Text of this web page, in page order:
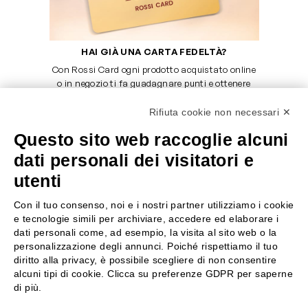
HAI GIÀ UNA CARTA FEDELTÀ?
Con Rossi Card ogni prodotto acquistato online
o in negozio ti fa guadagnare punti e ottenere
SERVE AIUTO?
0522304744
+39 3346440838
servizioclienti@rossiprofumi.it
SEGUICI SU
Rifiuta cookie non necessari ✕
Questo sito web raccoglie alcuni
dati personali dei visitatori e
utenti
Con il tuo consenso, noi e i nostri partner utilizziamo i cookie
e tecnologie simili per archiviare, accedere ed elaborare i
dati personali come, ad esempio, la visita al sito web o la
personalizzazione degli annunci. Poiché rispettiamo il tuo
diritto alla privacy, è possibile scegliere di non consentire
alcuni tipi di cookie. Clicca su preferenze GDPR per saperne
di più.